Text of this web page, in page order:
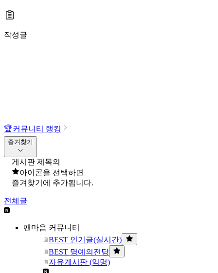
작성글
🏆커뮤니티 랭킹
즐겨찾기
게시판 제목의
아이콘을 선택하면
즐겨찾기에 추가됩니다.
전체글
팬마음 커뮤니티
BEST 인기글(실시간)
BEST 명예의전당
자유게시판 (익명)